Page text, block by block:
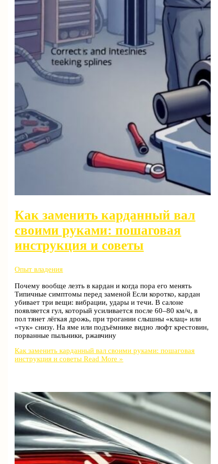
Как заменить карданный вал
своими руками: пошаговая
инструкция и советы
Опыт владения
Почему вообще лезть в кардан и когда пора его менять
Типичные симптомы перед заменой Если коротко, кардан
убивает три вещи: вибрации, удары и течи. В салоне
появляется гул, который усиливается после 60–80 км/ч, в
пол тянет лёгкая дрожь, при трогании слышны «клац» или
«тук» снизу. На яме или подъёмнике видно люфт крестовин,
порванные пыльники, ржавчину
Как заменить карданный вал своими руками: пошаговая
инструкция и советы Read More »